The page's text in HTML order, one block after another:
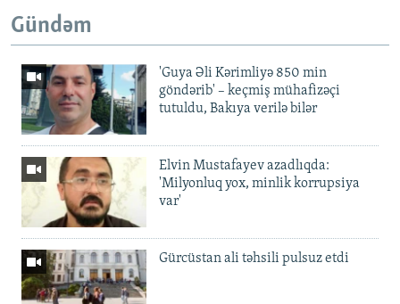
Gündəm
'Guya Əli Kərimliyə 850 min
göndərib' – keçmiş mühafizəçi
tutuldu, Bakıya verilə bilər
Elvin Mustafayev azadlıqda:
'Milyonluq yox, minlik korrupsiya
var'
Gürcüstan ali təhsili pulsuz etdi